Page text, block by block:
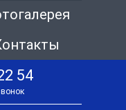
54